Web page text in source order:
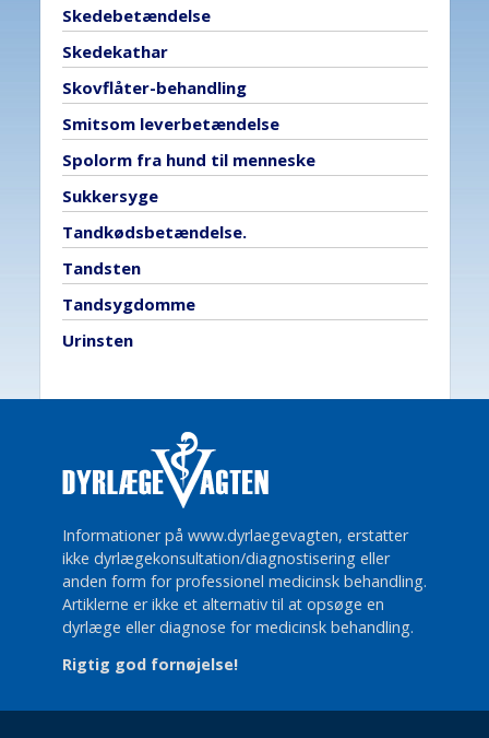
Skedebetændelse
Skedekathar
Skovflåter-behandling
Smitsom leverbetændelse
Spolorm fra hund til menneske
Sukkersyge
Tandkødsbetændelse.
Tandsten
Tandsygdomme
Urinsten
Informationer på www.dyrlaegevagten, erstatter
ikke dyrlægekonsultation/diagnostisering eller
anden form for professionel medicinsk behandling.
Artiklerne er ikke et alternativ til at opsøge en
dyrlæge eller diagnose for medicinsk behandling.
Rigtig god fornøjelse!